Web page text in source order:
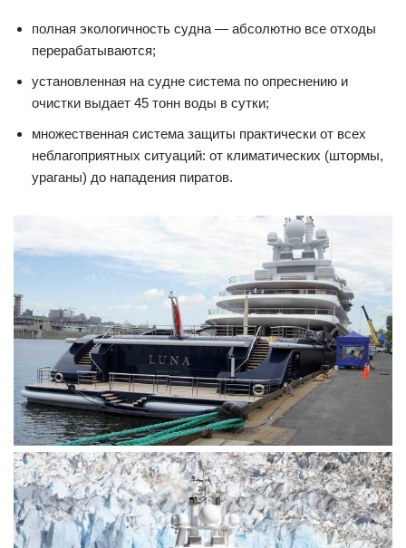
полная экологичность судна — абсолютно все отходы
перерабатываются;
установленная на судне система по опреснению и
очистки выдает 45 тонн воды в сутки;
множественная система защиты практически от всех
неблагоприятных ситуаций: от климатических (штормы,
ураганы) до нападения пиратов.